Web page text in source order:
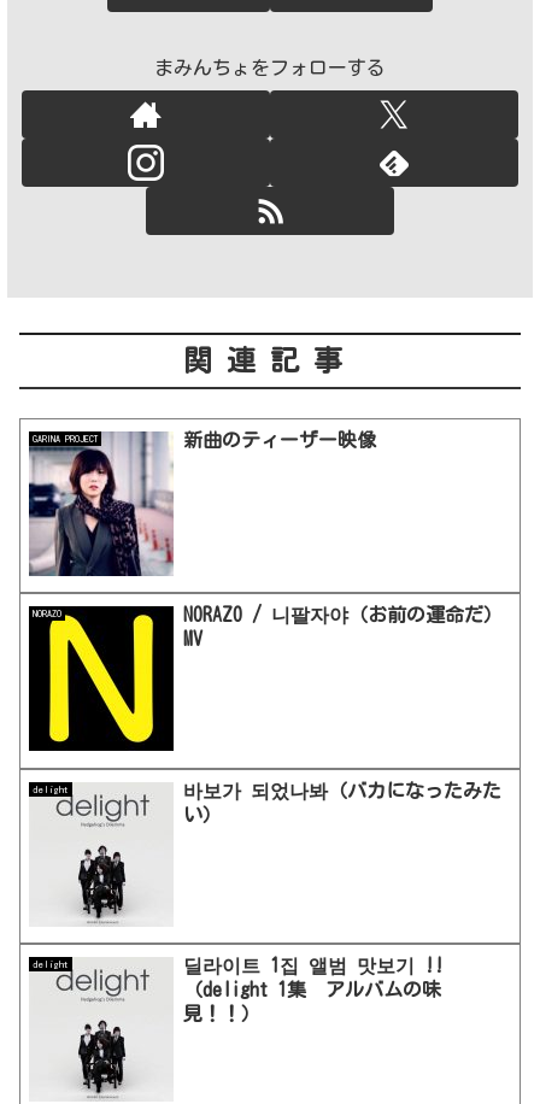
まみんちょをフォローする
関連記事
GARINA PROJECT 新曲のティーザー映像
NORAZO
NORAZO / 니팔자야（お前の運命だ）
MV
delight
바보가 되었나봐（バカになったみた
い）
delight
딜라이트 1집 앨범 맛보기 !!
（delight 1集 アルバムの味
見！！）